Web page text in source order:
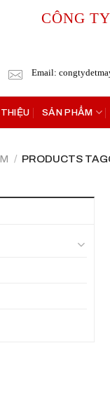
CÔNG
Email:
SẢN PHẨM
/ PRODUCTS